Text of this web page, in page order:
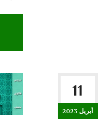
11
أبريل 2023